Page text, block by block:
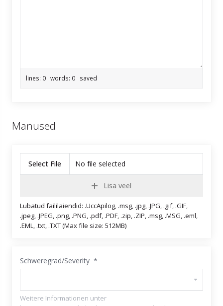
lines: 0 words: 0 saved
Manused
Select File No file selected
Lisa veel
Lubatud faililaiendid: .UccApilog, .msg, .jpg, .JPG, .gif, .GIF,
.jpeg, .JPEG, .png, .PNG, .pdf, .PDF, .zip, .ZIP, .msg, .MSG, .eml,
.EML, .txt, .TXT (Max file size: 512MB)
Schweregrad/Severity *
Weitere Informationen unter